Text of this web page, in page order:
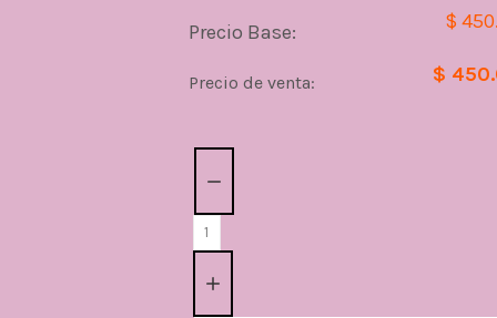
Precio Base: $
Precio de venta: $